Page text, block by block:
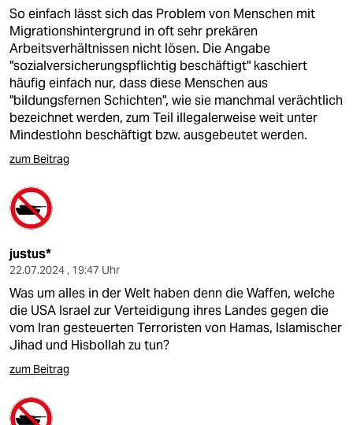
So einfach lässt sich das Problem von Menschen mit
Migrationshintergrund in oft sehr prekären
Arbeitsverhältnissen nicht lösen. Die Angabe
"sozialversicherungspflichtig beschäftigt" kaschiert
häufig einfach nur, dass diese Menschen aus
"bildungsfernen Schichten", wie sie manchmal verächtlich
bezeichnet werden, zum Teil illegalerweise weit unter
Mindestlohn beschäftigt bzw. ausgebeutet werden.
zum Beitrag
justus*
22.07.2024 , 19:47 Uhr
Was um alles in der Welt haben denn die Waffen, welche
die USA Israel zur Verteidigung ihres Landes gegen die
vom Iran gesteuerten Terroristen von Hamas, Islamischer
Jihad und Hisbollah zu tun?
zum Beitrag